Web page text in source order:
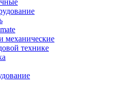
механические
технике